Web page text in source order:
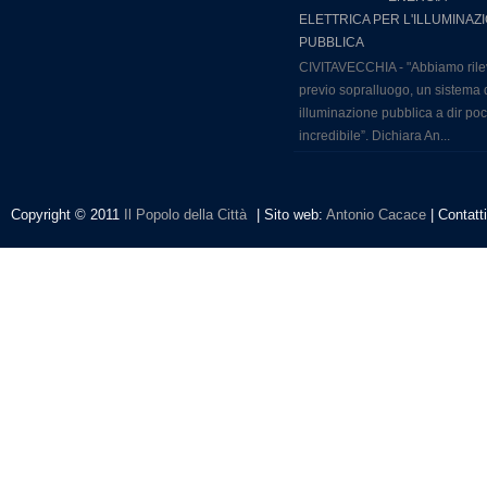
ELETTRICA PER
PUBBLICA
CIVITAVECCHIA - "Abbiamo
previo sopralluogo, un sistema
illuminazione pubblica a dir
incredibile”. Dichiara An...
Copyright © 2011 Il Popolo della Città | Sito web: Antonio Cacace |